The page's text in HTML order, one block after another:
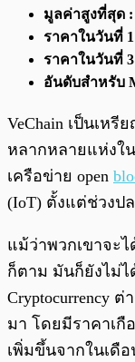
มูลค่าสูงที่สุด :
ราคาในวันที่
ราคาในวันที่
อันดับสำหรับ
VeChain เป็นเห
หลากหลายแห่งใ
เครือข่าย open
(IoT) ตั้งแต่ช่วงป
แม้ว่าพวกเขาจะ
ก็ตาม มันก็ยังไม่
Cryptocurrency
มา โดยมีราคาเกื
เพิ่มขึ้นจากในเดื